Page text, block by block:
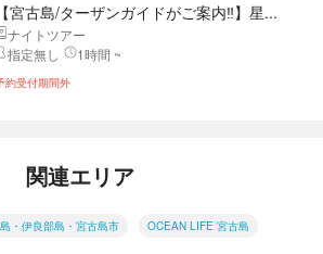
【宮古島/ターザンガイドがご案内‼︎】星...
ナイトツアー
指定無し
1時間 ~
約受付期間外
関連エリア
・伊良部島・宮古島市 OCEAN LIFE 宮古島